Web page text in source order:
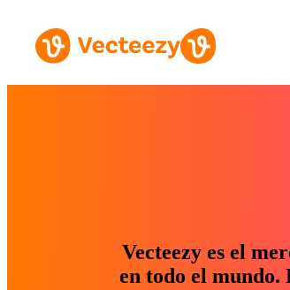
Vecteezy es el
en todo el mundo.